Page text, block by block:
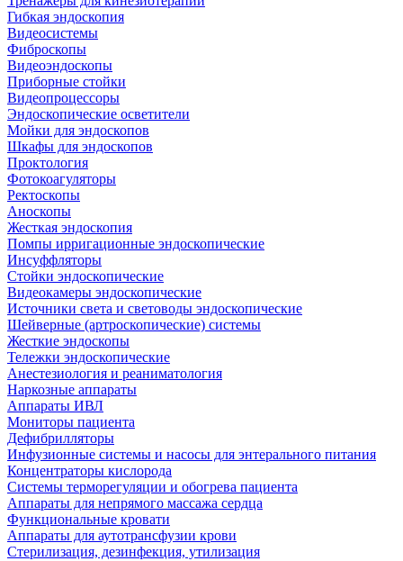
Гибкая эндоскопия
Видеосистемы
Фиброскопы
Видеоэндоскопы
Приборные стойки
Видеопроцессоры
Эндоскопические осветители
Мойки для эндоскопов
Шкафы для эндоскопов
Проктология
Фотокоагуляторы
Ректоскопы
Аноскопы
Жесткая эндоскопия
Помпы ирригационные эндоскопические
Инсуффляторы
Стойки эндоскопические
Видеокамеры эндоскопические
Источники света и световоды эндоскопические
Шейверные (артроскопические) системы
Жесткие эндоскопы
Тележки эндоскопические
Анестезиология и реаниматология
Наркозные аппараты
Аппараты ИВЛ
Мониторы пациента
Дефибрилляторы
Инфузионные системы и насосы для энтерального питания
Концентраторы кислорода
Системы терморегуляции и обогрева пациента
Аппараты для непрямого массажа сердца
Функциональные кровати
Аппараты для аутотрансфузии крови
Стерилизация, дезинфекция, утилизация